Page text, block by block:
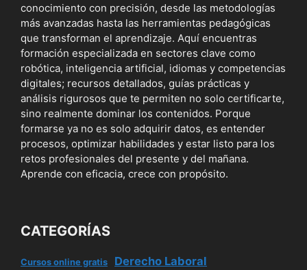
conocimiento con precisión, desde las metodologías
más avanzadas hasta las herramientas pedagógicas
que transforman el aprendizaje. Aquí encuentras
formación especializada en sectores clave como
robótica, inteligencia artificial, idiomas y competencias
digitales; recursos detallados, guías prácticas y
análisis rigurosos que te permiten no solo certificarte,
sino realmente dominar los contenidos. Porque
formarse ya no es solo adquirir datos, es entender
procesos, optimizar habilidades y estar listo para los
retos profesionales del presente y del mañana.
Aprende con eficacia, crece con propósito.
CATEGORÍAS
Cursos online gratis Derecho Laboral